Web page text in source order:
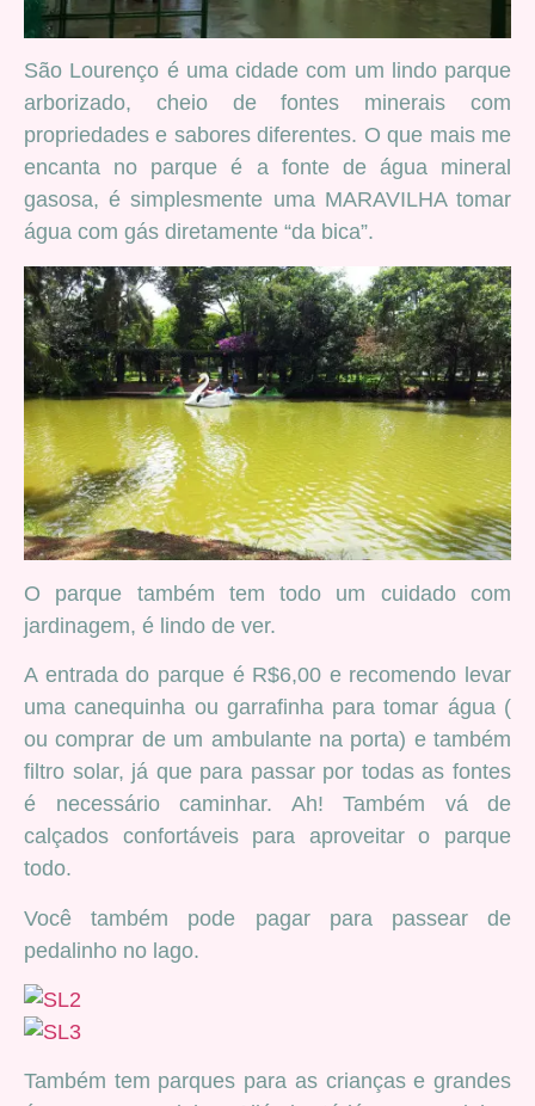
São Lourenço é uma cidade com um lindo parque
arborizado, cheio de fontes minerais com
propriedades e sabores diferentes. O que mais me
encanta no parque é a fonte de água mineral
gasosa, é simplesmente uma MARAVILHA tomar
água com gás diretamente “da bica”.
O parque também tem todo um cuidado com
jardinagem, é lindo de ver.
A entrada do parque é R$6,00 e recomendo levar
uma canequinha ou garrafinha para tomar água (
ou comprar de um ambulante na porta) e também
filtro solar, já que para passar por todas as fontes
é necessário caminhar. Ah! Também vá de
calçados confortáveis para aproveitar o parque
todo.
Você também pode pagar para passear de
pedalinho no lago.
Também tem parques para as crianças e grandes